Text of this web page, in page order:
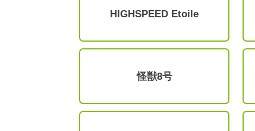
HIGHSPEED Etoile
怪獣8号